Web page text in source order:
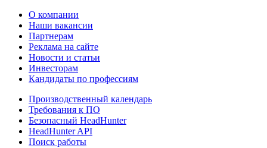
О компании
Наши вакансии
Партнерам
Реклама на сайте
Новости и статьи
Инвесторам
Кандидаты по профессиям
Производственный календарь
Требования к ПО
Безопасный HeadHunter
HeadHunter API
Поиск работы